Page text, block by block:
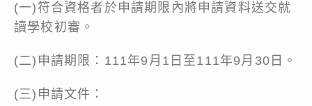
(一)符合資格者於申請期限內將申請資料送交就
讀學校初審。
(二)申請期限：111年9月1日至111年9月30日。
(三)申請文件：